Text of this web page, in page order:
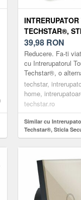
TECHSTAR®,
SECURIZATA,
MODERN,
2 FAZE, NEGRU
39,98 RON
Reducere. Fa-ti
cu Intrerupatorul
Techstar®, o
la intrerupatoarele
Intrerupatoarele
su...
techstar,
home,
techstar.ro
Similar cu
Techstar®, Sticla
Modern, Iluminare
Negru